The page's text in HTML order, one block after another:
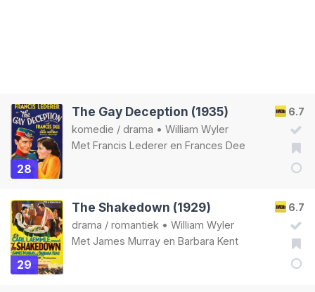
28
6.7
The Gay Deception (1935)
komedie / drama • William Wyler
Met Francis Lederer en Frances Dee
29
6.7
The Shakedown (1929)
drama / romantiek • William Wyler
Met James Murray en Barbara Kent